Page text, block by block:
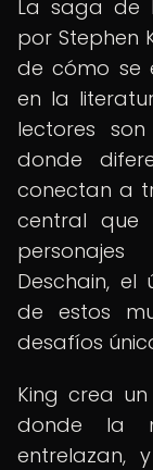
La saga de
por Stephen
de cómo se
en la
lectores
donde
conectan a
central que
Deschain, el
de estos
desafíos
King crea
donde la
entrelazan,